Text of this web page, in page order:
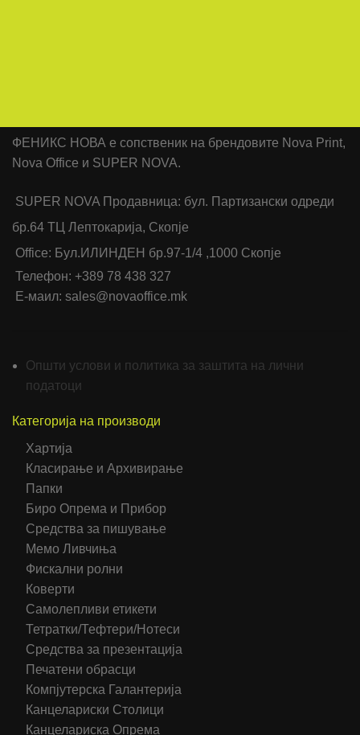
ФЕНИКС НОВА е сопственик на брендовите Nova Print,
Nova Office и SUPER NOVA.
SUPER NOVA Продавница: бул. Партизански одреди
бр.64 ТЦ Лептокарија, Скопје
Office: Бул.ИЛИНДЕН бр.97-1/4 ,1000 Скопје
Телефон: +389 78 438 327
Е-маил: sales@novaoffice.mk
Општи услови и политика за заштита на лични
податоци
Категорија на производи
Хартија
Класирање и Архивирање
Папки
Биро Опрема и Прибор
Средства за пишување
Мемо Ливчиња
Фискални ролни
Коверти
Самолепливи етикети
Тетратки/Тефтери/Нотеси
Средства за презентација
Печатени обрасци
Компјутерска Галантерија
Канцелариски Столици
Канцелариска Опрема